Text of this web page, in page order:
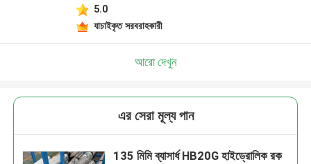
5.0
যাচাইকৃত সরবরাহকারী
আরো দেখুন
এর সেরা মূল্য পান
135 মিমি ব্যাসার্ধ HB20G হাইড্রোলিক রক